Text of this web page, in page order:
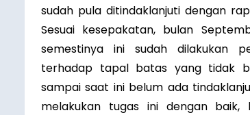
sudah pula ditindaklanjuti dengan
Sesuai kesepakatan, bulan
semestinya ini sudah dilakukan
terhadap tapal batas yang tidak
sampai saat ini belum ada
melakukan tugas ini dengan baik,